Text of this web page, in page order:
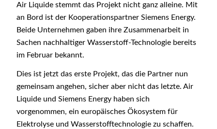
Air Liquide stemmt das Projekt nicht ganz alleine. Mit
an Bord ist der Kooperationspartner Siemens Energy.
Beide Unternehmen gaben ihre Zusammenarbeit in
Sachen nachhaltiger Wasserstoff-Technologie bereits
im Februar bekannt.
Dies ist jetzt das erste Projekt, das die Partner nun
gemeinsam angehen, sicher aber nicht das letzte. Air
Liquide und Siemens Energy haben sich
vorgenommen, ein europäisches Ökosystem für
Elektrolyse und Wasserstofftechnologie zu schaffen.